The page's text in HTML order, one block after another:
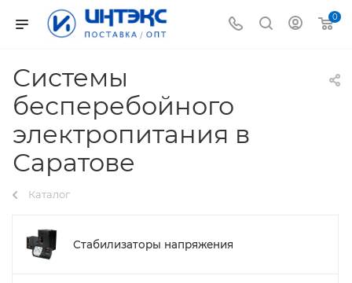
0
Системы
бесперебойного
электропитания в
Саратове
Каталог
Стабилизаторы напряжения